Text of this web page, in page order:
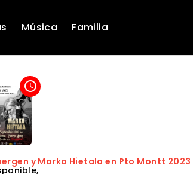
Música Familia
access_time
y Marko Hietala en Pto Montt 2023